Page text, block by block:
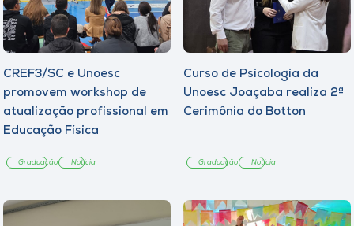
CREF3/SC e Unoesc
promovem workshop de
atualização profissional em
Educação Física
Graduação Notícia
Curso de Psicologia da
Unoesc Joaçaba realiza 2ª
Cerimônia do Botton
Graduação Notícia